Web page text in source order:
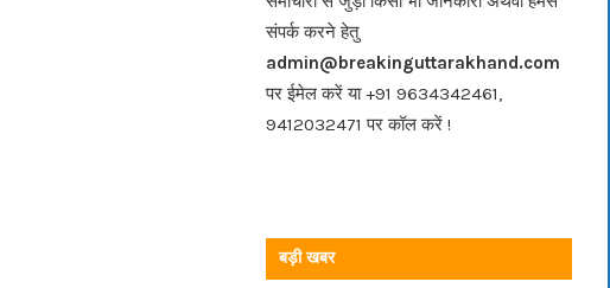
o
k
संपर्क करने हेतु
admin@breakinguttarakhand.com
पर ईमेल करें या +91 9634342461,
9412032471 पर कॉल करें !
बड़ी खबर